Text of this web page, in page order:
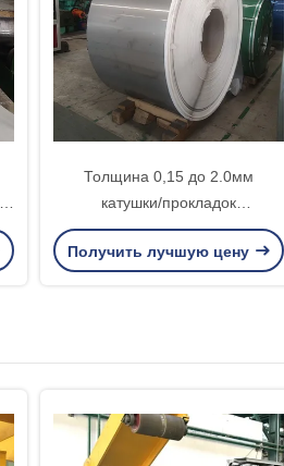
Толщина 0,15 до 2.0мм
катушки/прокладок
нержавеющей стали
поверхности 201 финиша Но.3
Получить лучшую цену